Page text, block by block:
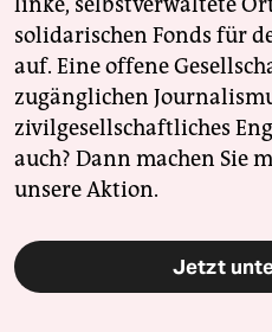
solidarischen Fonds für
auf. Eine offene
zugänglichen
zivilgesellschaftliches
auch? Dann machen Sie
unsere Aktion.
Jetzt